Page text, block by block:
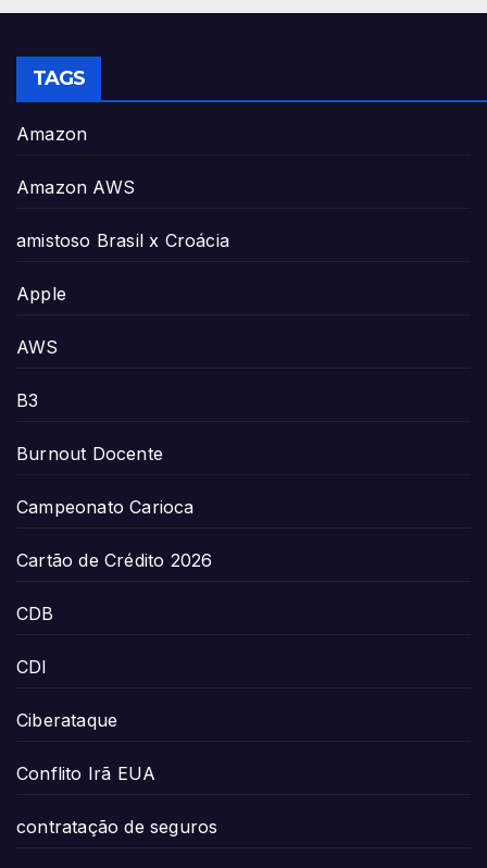
TAGS
Amazon
Amazon AWS
amistoso Brasil x Croácia
Apple
AWS
B3
Burnout Docente
Campeonato Carioca
Cartão de Crédito 2026
CDB
CDI
Ciberataque
Conflito Irã EUA
contratação de seguros